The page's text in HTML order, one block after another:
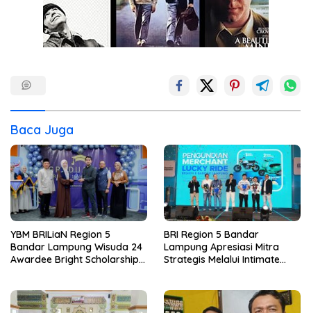
Baca Juga
YBM BRILiaN Region 5
Bandar Lampung Wisuda 24
Awardee Bright Scholarship
BRI Region 5 Bandar
Lampung Apresiasi Mitra
Strategis Melalui Intimate
Ride